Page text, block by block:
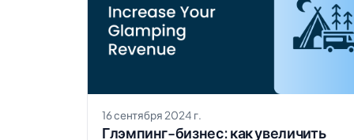
16 сентября 2024 г.
Глэмпинг-бизнес: как увеличить